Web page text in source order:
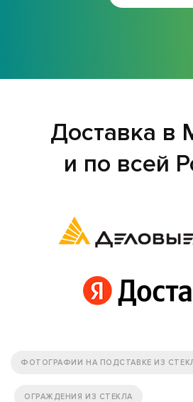
Доставка в
и по всей
ФОТОГРАФИИ НА ПОДСТАВКЕ ИЗ
ОГРАЖДЕНИЯ ИЗ СТЕКЛА